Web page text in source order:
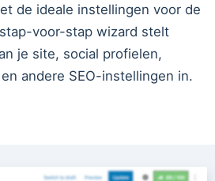
de ideale instellingen voor de
voor-stap wizard stelt
je site, social profielen,
andere SEO-instellingen in.